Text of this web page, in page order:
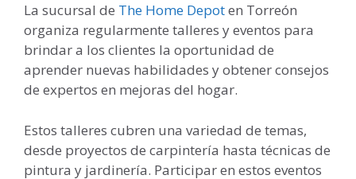
La sucursal de The Home Depoten Torreón
organiza regularmente talleres y eventos para
brindar a los clientes la oportunidad de
aprender nuevas habilidades y obtener consejos
de expertos en mejoras del hogar.
Estos talleres cubren una variedad de temas,
desde proyectos de carpintería hasta técnicas de
pintura y jardinería. Participar en estos eventos